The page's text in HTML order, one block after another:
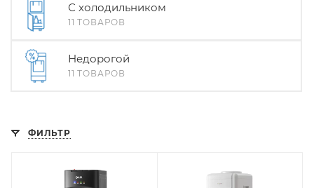
С холодильником
11 ТОВАРОВ
Недорогой
11 ТОВАРОВ
ФИЛЬТР